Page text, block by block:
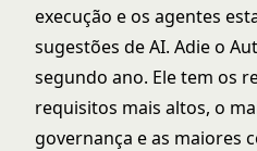
execução e os agentes
sugestões de AI. Adie o
segundo ano. Ele tem os
requisitos mais altos, o
governança e as maiores